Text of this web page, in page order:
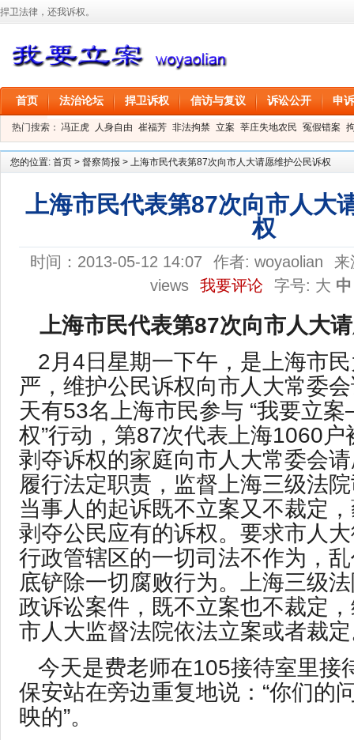
捍卫法律，还我诉权。
首页 法治论坛 捍卫诉权 信访与复议 诉讼公开 申
热门搜索： 冯正虎 人身自由 崔福芳 非法拘禁 立案 莘庄失地农民 冤假错案
叶剑 刑事拘留 信息公开 叶桂香
您的位置: 首页 > 督察简报 > 上海市民代表第87次向市人大请愿维护公民诉权
上海市民代表第87次向市人大
权
时间：2013-05-12 14:07 作者: woyaolian
views
我要评论 字号: 大 中
上海市民代表第87次向市人大
2月4日星期一下午，是上海市
严，维护公民诉权向市人大常委
天有53名上海市民参与 “我要立
权”行动，第87次代表上海1060
剥夺诉权的家庭向市人大常委会
履行法定职责，监督上海三级法
当事人的起诉既不立案又不裁定
剥夺公民应有的诉权。要求市人
行政管辖区的一切司法不作为，
底铲除一切腐败行为。上海三级
政诉讼案件，既不立案也不裁定
市人大监督法院依法立案或者裁
今天是费老师在105接待室里接
保安站在旁边重复地说：“你们的
映的”。